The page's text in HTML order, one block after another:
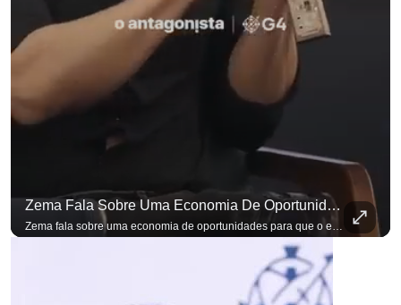
Zema Fala Sobre Uma Economia De Oportunidades Para O Empresário
Zema fala sobre uma economia de oportunidades para que o empresário brasileiro não precise sair do país para manter o crescimento do seu negócio. A primeira Sabatina Presidencial em que as perguntas não vieram de assessores, partidos ou jornalistas. Vieram de uma pesquisa com empresários brasileiros. Imposto, juro, custo de contratar. Cada candidato frente a frente com quem move a economia do país. Se você busca informação com credibilidade, inscreva-se agora e ative o
para não perder